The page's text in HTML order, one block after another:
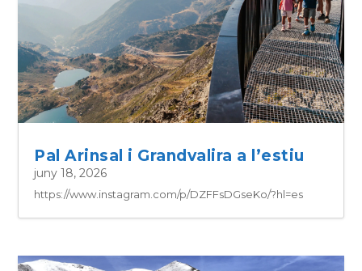
Pal Arinsal i Grandvalira a l’estiu
juny 18, 2026
https://www.instagram.com/p/DZFFsDGseKo/?hl=es